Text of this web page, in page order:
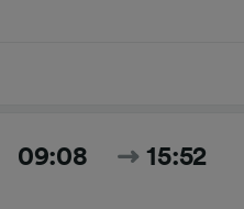
09:08 15:52